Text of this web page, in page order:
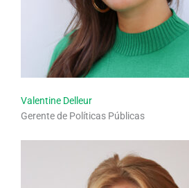
Valentine Delleur
Gerente de Políticas Públicas